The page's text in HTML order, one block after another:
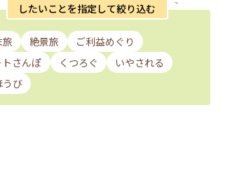
したいことを指定して絞り込む
絶景旅
ご利益めぐり
トさんぽ
くつろぐ
いやされる
うび